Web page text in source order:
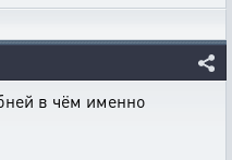
в чём именно